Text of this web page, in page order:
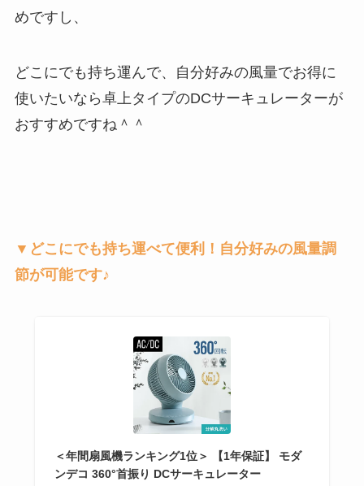
めですし、
どこにでも持ち運んで、自分好みの風量でお得に
使いたいなら卓上タイプのDCサーキュレーターが
おすすめですね＾＾
▼どこにでも持ち運べて便利！自分好みの風量調
節が可能です♪
＜年間扇風機ランキング1位＞ 【1年保証】 モダ
ンデコ 360°首振り DCサーキュレーター